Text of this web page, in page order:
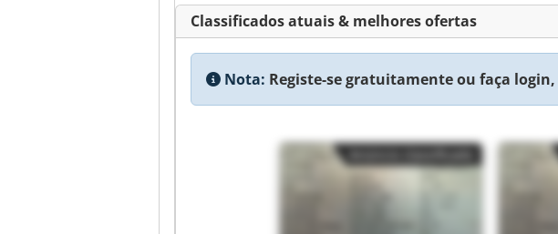
Classificados atuais & melhores ofertas
Nota: Registe-se gratuitamente ou faça login,